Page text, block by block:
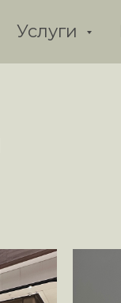
Услуги